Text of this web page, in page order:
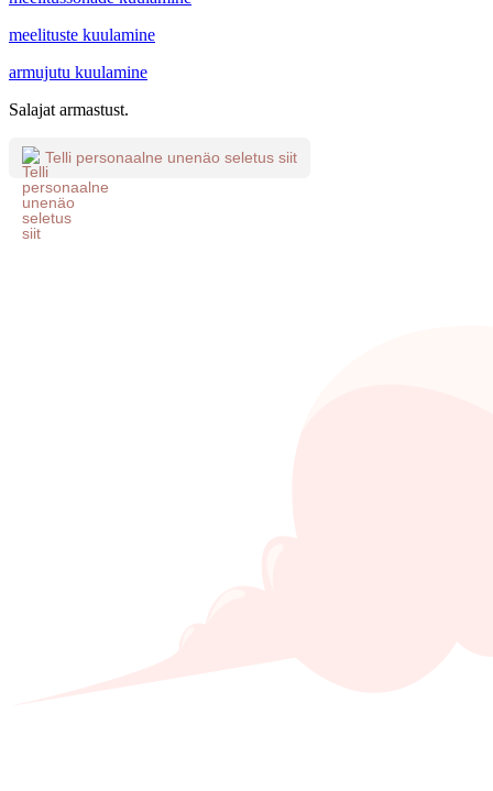
meelituste kuulamine
armujutu kuulamine
Salajat armastust.
Telli personaalne unenäo seletus siit